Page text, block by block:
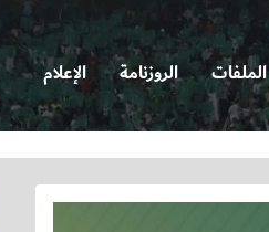
الملفات الروزنامة الإعلام